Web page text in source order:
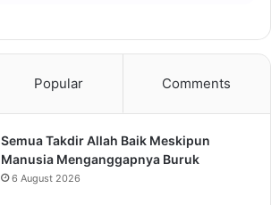
Popular Comments
Semua Takdir Allah Baik Meskipun
Manusia Menganggapnya Buruk
6 August 2026